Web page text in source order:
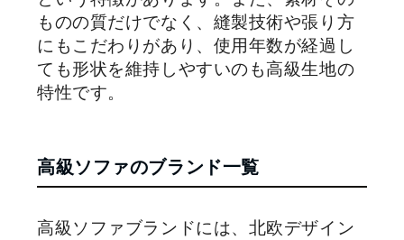
ものの質だけでなく、縫製技術や張り方
にもこだわりがあり、使用年数が経過し
ても形状を維持しやすいのも高級生地の
特性です。
高級ソファのブランド一覧
高級ソファブランドには、北欧デザイン